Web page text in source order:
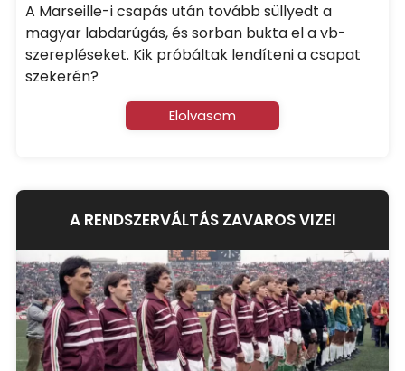
A Marseille-i csapás után tovább süllyedt a
magyar labdarúgás, és sorban bukta el a vb-
szerepléseket. Kik próbáltak lendíteni a csapat
szekerén?
Elolvasom
A RENDSZERVÁLTÁS ZAVAROS VIZEI